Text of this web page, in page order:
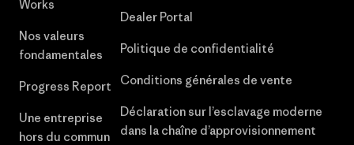
Works
Nos valeurs
fondamentales
Progress Report
Une entreprise
hors du commun
Dealer Portal
Politique de confidentialité
Conditions générales de vente
Déclaration sur l’esclavage moderne
dans la chaîne d’approvisionnement